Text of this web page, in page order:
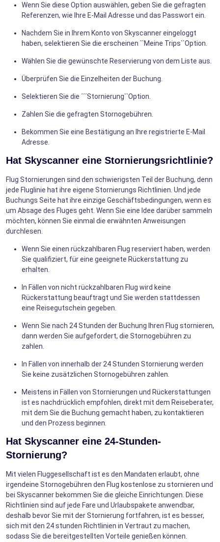
Wenn Sie diese Option auswählen, geben Sie die gefragten
Referenzen, wie Ihre E-Mail Adresse und das Passwort ein.
Nachdem Sie in Ihrem Konto von Skyscanner eingeloggt
haben, selektieren Sie die erscheinen ``Meine Trips``Option.
Wählen Sie die gewünschte Reservierung von dem Liste aus.
Überprüfen Sie die Einzelheiten der Buchung.
Selektieren Sie die ´´´Stornierung``Option.
Zahlen Sie die gefragten Stornogebühren.
Bekommen Sie eine Bestätigung an Ihre registrierte E-Mail
Adresse.
Hat Skyscanner eine Stornierungsrichtlinie?
Flug Stornierungen sind den schwierigsten Teil der Buchung, denn
jede Fluglinie hat ihre eigene Stornierungs Richtlinien. Und jede
Buchungs Seite hat ihre einzige Geschäftsbedingungen, wenn es
um Absage des Fluges geht. Wenn Sie eine Idee darüber sammeln
möchten, können Sie einmal die erwähnten Anweisungen
durchlesen.
Wenn Sie einen rückzahlbaren Flug reserviert haben, werden
Sie qualifiziert, für eine geeignete Rückerstattung zu
erhalten.
In Fällen von nicht rückzahlbaren Flug wird keine
Rückerstattung beauftragt und Sie werden stattdessen
eine Reisegutschein gegeben.
Wenn Sie nach 24 Stunden der Buchung Ihren Flug stornieren,
dann werden Sie aufgefordert, die Stornogebühren zu
zahlen.
In Fällen von innerhalb der 24 Stunden Stornierung werden
Sie keine zusätzlichen Stornogebühren zahlen.
Meistens in Fällen von Stornierungen und Rückerstattungen
ist es nachdrücklich empfohlen, direkt mit dem Reiseberater,
mit dem Sie die Buchung gemacht haben, zu kontaktieren
und den Prozess beginnen.
Hat Skyscanner eine 24-Stunden-
Stornierung?
Mit vielen Fluggesellschaft ist es den Mandaten erlaubt, ohne
irgendeine Stornogebühren den Flug kostenlose zu stornieren und
bei Skyscanner bekommen Sie die gleiche Einrichtungen. Diese
Richtlinien sind auf jede Fare und Urlaubspakete anwendbar,
deshalb bevor Sie mit der Stornierung fortfahren, ist es besser,
sich mit den 24 stunden Richtlinien in Vertraut zu machen,
sodass Sie die bereitgestellten Vorteile genießen können.